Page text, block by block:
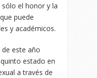
el honor y la
puede
y académicos.
este año
estado en
a través de